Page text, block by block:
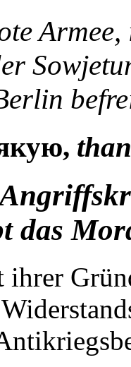
das